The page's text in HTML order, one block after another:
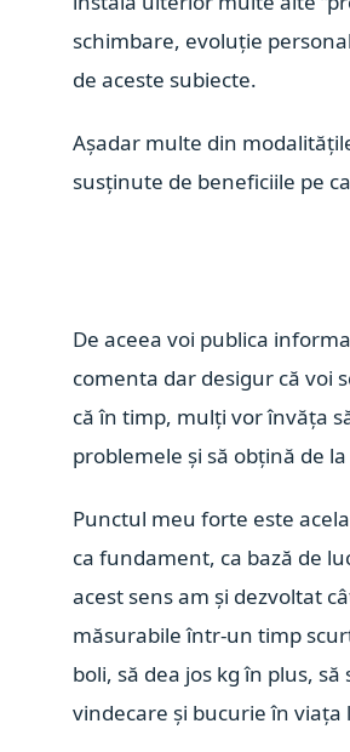
schimbare, evoluție
de aceste subiecte.
Așadar multe din
susținute de beneficiile pe
Îmi
De aceea voi publica
comenta dar desigur că voi
că în timp, mulți vor învăța
problemele și să obțină de
Punctul meu forte este
ca fundament, ca bază de
acest sens am și dezvoltat
măsurabile într-un timp
boli, să dea jos kg în plus,
vindecare și bucurie în viața